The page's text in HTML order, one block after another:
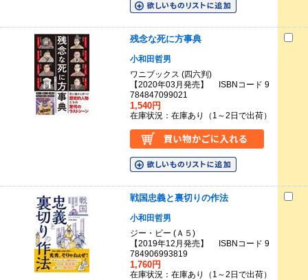
残念な死に方事典
小和田哲男
ワニブックス (四六判)
【2020年03月発売】 ISBNコード 9
784847099021
1,540円
在庫状況：在庫あり（1～2日で出荷）
戦国忠義と裏切りの作法
小和田哲男
ジー・ビー (Ａ５)
【2019年12月発売】 ISBNコード 9
784906993819
1,760円
在庫状況：在庫あり（1～2日で出荷）